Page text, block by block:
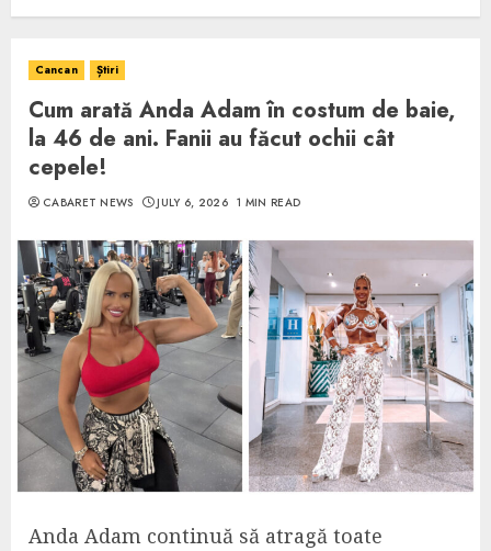
Cancan Știri
Cum arată Anda Adam în costum de baie,
la 46 de ani. Fanii au făcut ochii cât
cepele!
CABARET NEWS JULY 6, 2026 1 MIN READ
Anda Adam continuă să atragă toate